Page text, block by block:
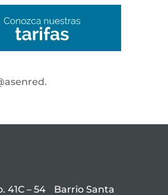
41C – 54 Barrio Santa